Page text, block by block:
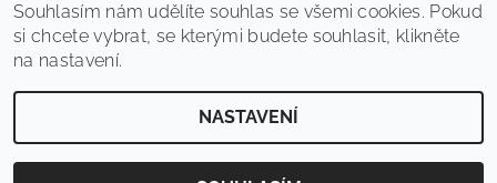
2026 © PrimaWine Shop, všechna práva vyhrazena
Souhlasím nám udělíte souhlas se všemi cookies. Pokud
si chcete vybrat, se kterými budete souhlasit, klikněte
na nastavení.
NASTAVENÍ